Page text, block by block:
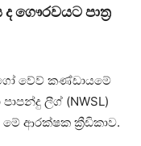
ගෞරවයට පාත්‍ර
වේව් කණ්ඩායමේ
ලීග් (NWSL)
ආරක්ෂක ක්‍රීඩිකාව.